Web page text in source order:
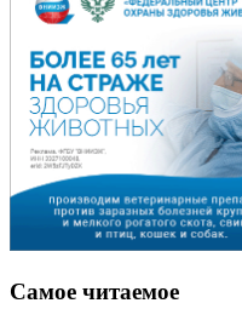
Самое читаемое